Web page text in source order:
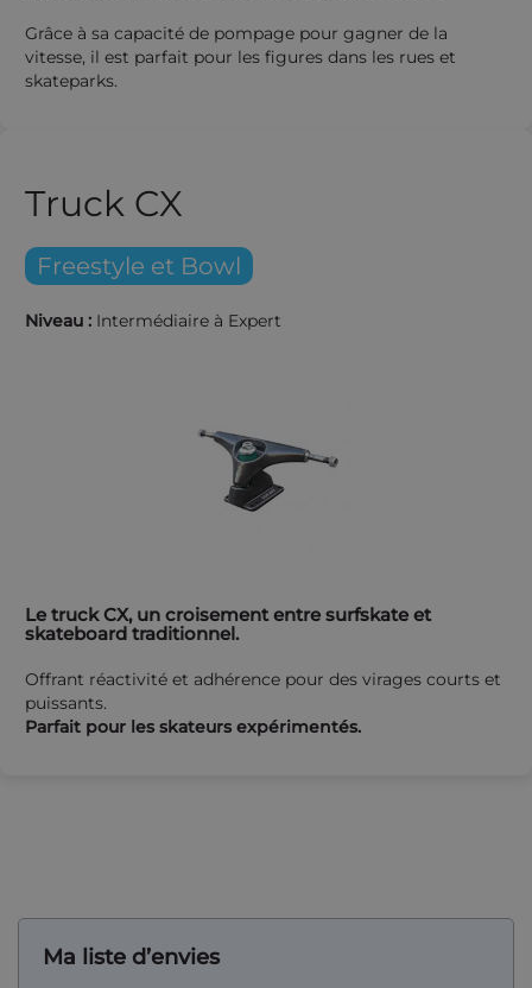
Grâce à sa capacité de pompage pour gagner de la
vitesse, il est parfait pour les figures dans les rues et
skateparks.
Truck CX
Freestyle et Bowl
Niveau : Intermédiaire à Expert
Le truck CX, un croisement entre surfskate et
skateboard traditionnel.
Offrant réactivité et adhérence pour des virages courts et
puissants.
Parfait pour les skateurs expérimentés.
Ma liste d’envies